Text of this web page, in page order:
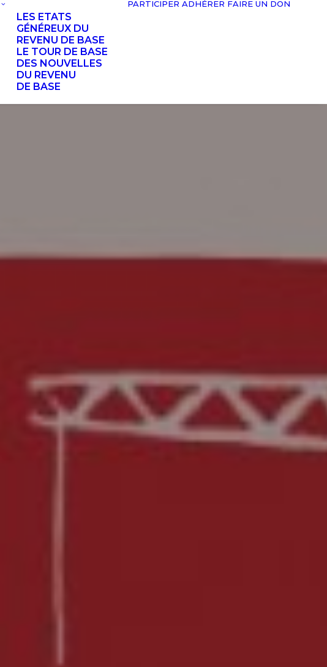
LES ETATS
GÉNÉREUX DU
REVENU DE BASE
LE TOUR DE BASE
DES NOUVELLES
DU REVENU
DE BASE
PARTICIPER ADHÉRER FAIRE UN DON